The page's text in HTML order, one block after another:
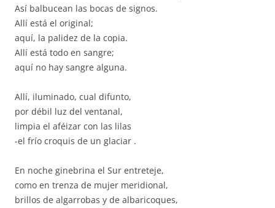
Así balbucean las bocas de signos.
Allí está el original;
aquí, la palidez de la copia.
Allí está todo en sangre;
aquí no hay sangre alguna.
Allí, iluminado, cual difunto,
por débil luz del ventanal,
limpia el aféizar con las lilas
-el frío croquis de un glaciar .
En noche ginebrina el Sur entreteje,
como en trenza de mujer meridional,
brillos de algarrobas y de albaricoques,